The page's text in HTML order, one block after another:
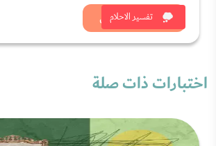
تفسير الاحلام
شاهد الان
اختبارات ذات صلة